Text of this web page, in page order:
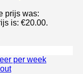
prijs was:
is: €20.00.